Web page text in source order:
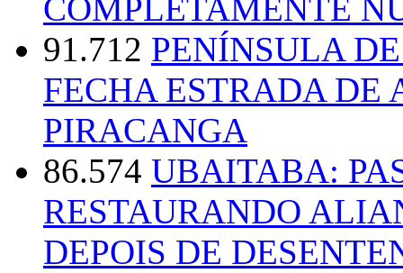
COMPLETAMENTE
91.712 PENÍNSULA
FECHA ESTRADA DE
PIRACANGA
86.574 UBAITABA:
RESTAURANDO
DEPOIS DE